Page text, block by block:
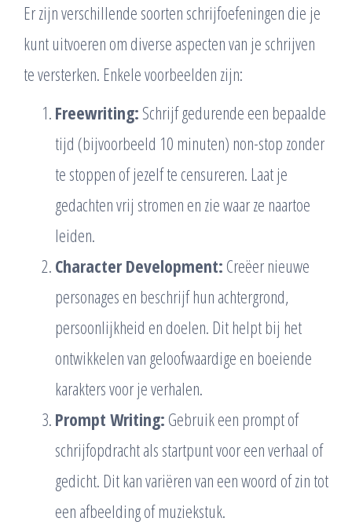
Er zijn verschillende soorten schrijfoefeningen die je
kunt uitvoeren om diverse aspecten van je schrijven
te versterken. Enkele voorbeelden zijn:
Freewriting: Schrijf gedurende een bepaalde
tijd (bijvoorbeeld 10 minuten) non-stop zonder
te stoppen of jezelf te censureren. Laat je
gedachten vrij stromen en zie waar ze naartoe
leiden.
Character Development: Creëer nieuwe
personages en beschrijf hun achtergrond,
persoonlijkheid en doelen. Dit helpt bij het
ontwikkelen van geloofwaardige en boeiende
karakters voor je verhalen.
Prompt Writing: Gebruik een prompt of
schrijfopdracht als startpunt voor een verhaal of
gedicht. Dit kan variëren van een woord of zin tot
een afbeelding of muziekstuk.